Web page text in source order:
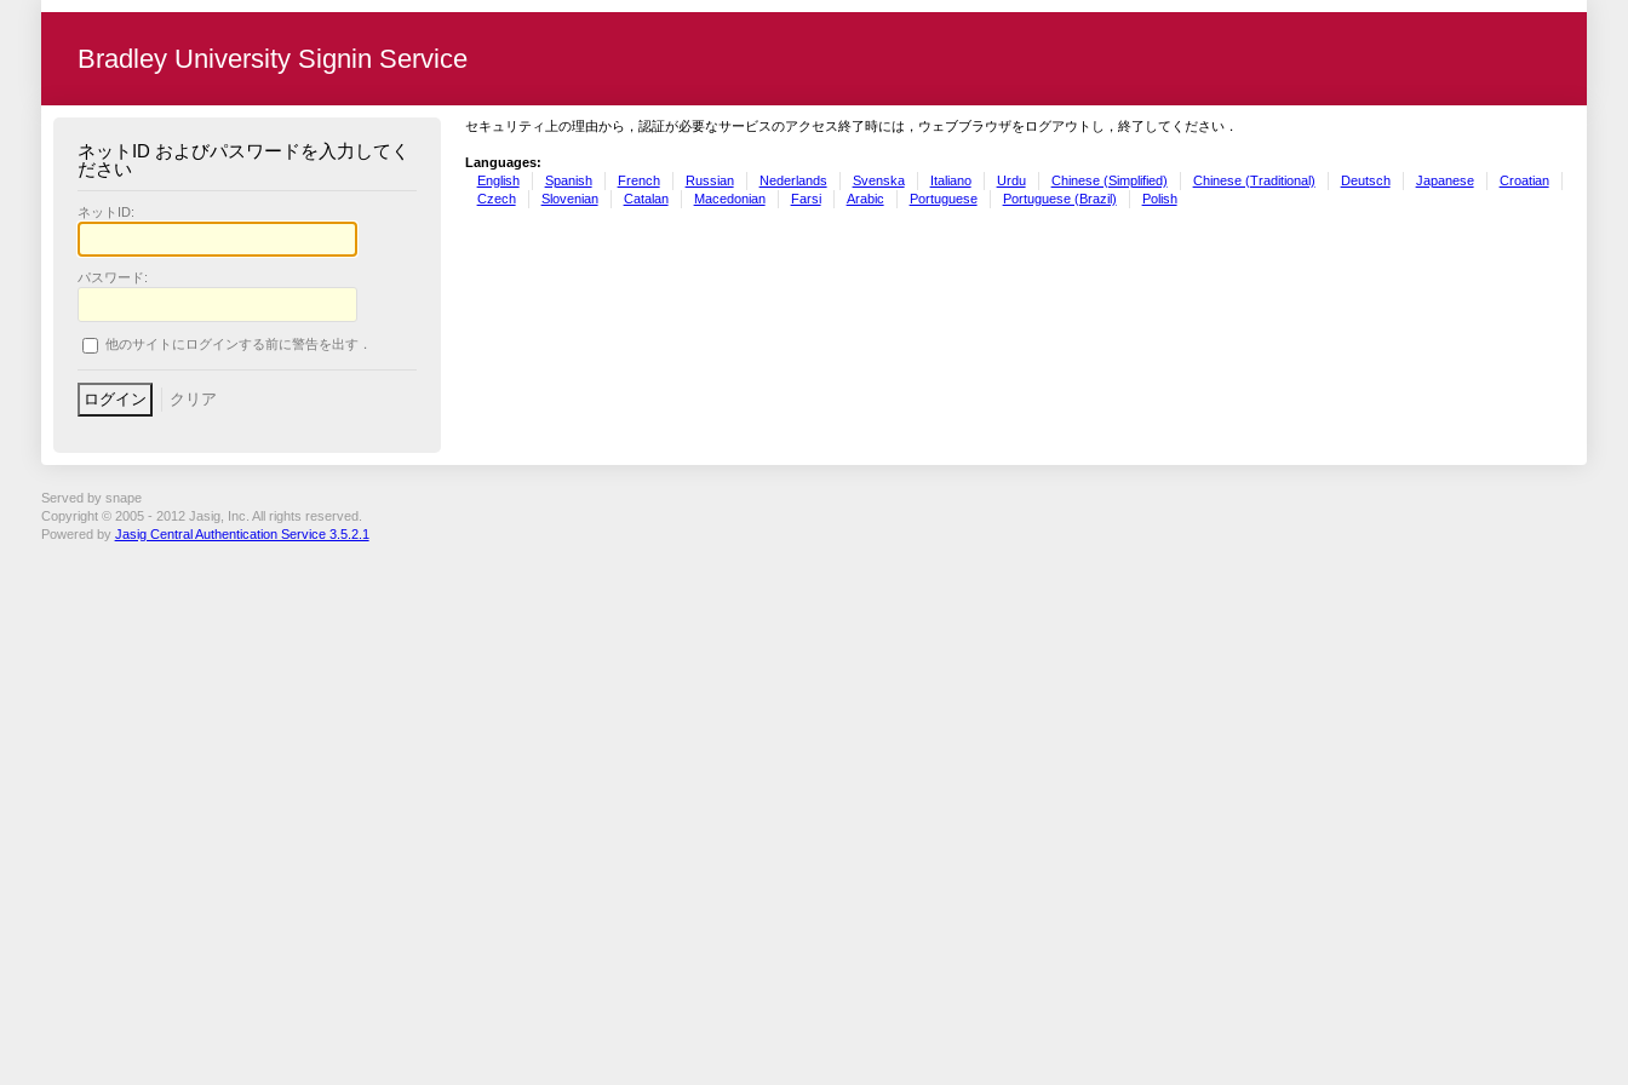
Bradley University Signin Service
ネットID およびパスワードを入力してく
ださい
ネットID:
パスワード:
他のサイトにログインする前に警告を出す．
セキュリティ上の理由から，認証が必要なサービスのアクセス終了時には，ウェブブラウザをログアウトし，終了してください．
Languages:
English
Spanish French Russian Nederlands Svenska Italiano Urdu Chinese (Simplified) Chinese (Traditional) Deutsch Japanese
Croatian
Czech
Slovenian Catalan Macedonian Farsi Arabic Portuguese Portuguese (Brazil) Polish
Served by snape
Copyright © 2005 - 2012 Jasig, Inc. All rights reserved.
Powered by Jasig Central Authentication Service 3.5.2.1